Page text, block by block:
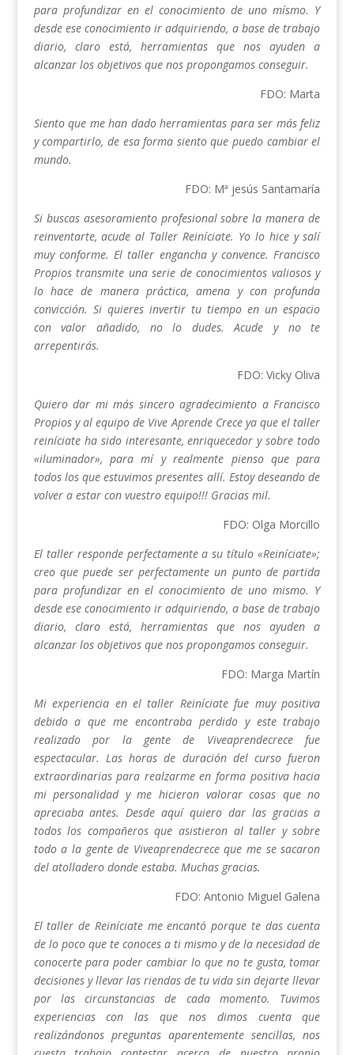
para profundizar en el conocimiento de uno mísmo. Y
desde ese conocimiento ir adquiriendo, a base de trabajo
diario, claro está, herramientas que nos ayuden a
alcanzar los objetivos que nos propongamos conseguir.
FDO: Marta
Siento que me han dado herramientas para ser más feliz
y compartirlo, de esa forma siento que puedo cambiar el
mundo.
FDO: Mª jesús Santamaría
Si buscas asesoramiento profesional sobre la manera de
reinventarte, acude al Taller Reiníciate. Yo lo hice y salí
muy conforme. El taller engancha y convence. Francisco
Propios transmite una serie de conocimientos valiosos y
lo hace de manera práctica, amena y con profunda
convicción. Si quieres invertir tu tiempo en un espacio
con valor añadido, no lo dudes. Acude y no te
arrepentirás.
FDO: Vicky Oliva
Quiero dar mi más sincero agradecimiento a Francisco
Propios y al equipo de Vive Aprende Crece ya que el taller
reiníciate ha sido interesante, enriquecedor y sobre todo
«iluminador», para mí y realmente pienso que para
todos los que estuvimos presentes allí. Estoy deseando de
volver a estar con vuestro equipo!!! Gracias mil.
FDO: Olga Morcillo
El taller responde perfectamente a su título «Reiníciate»;
creo que puede ser perfectamente un punto de partida
para profundizar en el conocimiento de uno mismo. Y
desde ese conocimiento ir adquiriendo, a base de trabajo
diario, claro está, herramientas que nos ayuden a
alcanzar los objetivos que nos propongamos conseguir.
FDO: Marga Martín
Mi experiencia en el taller Reiníciate fue muy positiva
debido a que me encontraba perdido y este trabajo
realizado por la gente de Viveaprendecrece fue
espectacular. Las horas de duración del curso fueron
extraordinarias para realzarme en forma positiva hacia
mi personalidad y me hicieron valorar cosas que no
apreciaba antes. Desde aquí quiero dar las gracias a
todos los compañeros que asistieron al taller y sobre
todo a la gente de Viveaprendecrece que me se sacaron
del atolladero donde estaba. Muchas gracias.
FDO: Antonio Miguel Galena
El taller de Reiníciate me encantó porque te das cuenta
de lo poco que te conoces a ti mismo y de la necesidad de
conocerte para poder cambiar lo que no te gusta, tomar
decisiones y llevar las riendas de tu vida sin dejarte llevar
por las circunstancias de cada momento. Tuvimos
experiencias con las que nos dimos cuenta que
realizándonos preguntas aparentemente sencillas, nos